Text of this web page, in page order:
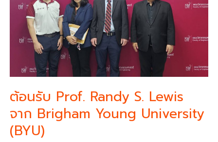
ต้อนรับ Prof. Randy S. Lewis
จาก Brigham Young University
(BYU)
Brigham
Young
University
(BYU)